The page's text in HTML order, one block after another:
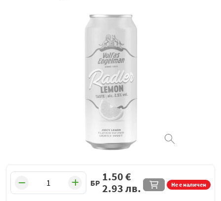
БР Не е наличен
1.50€
2.93лв.